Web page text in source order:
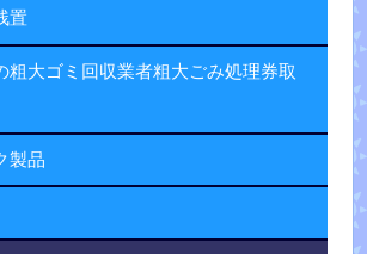
置
大ゴミ回収業者粗大ごみ処理券取
製品